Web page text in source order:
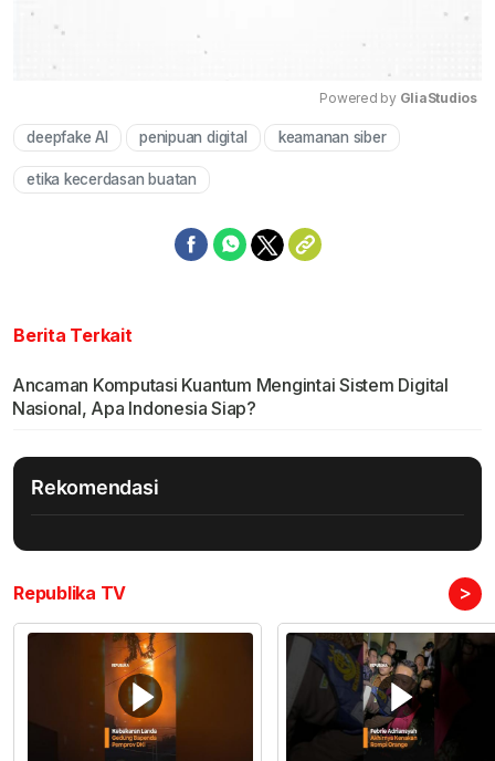
Powered by GliaStudios
deepfake AI penipuan digital keamanan siber
etika kecerdasan buatan
Berita Terkait
Ancaman Komputasi Kuantum Mengintai Sistem Digital
Nasional, Apa Indonesia Siap?
Rekomendasi
Republika TV >